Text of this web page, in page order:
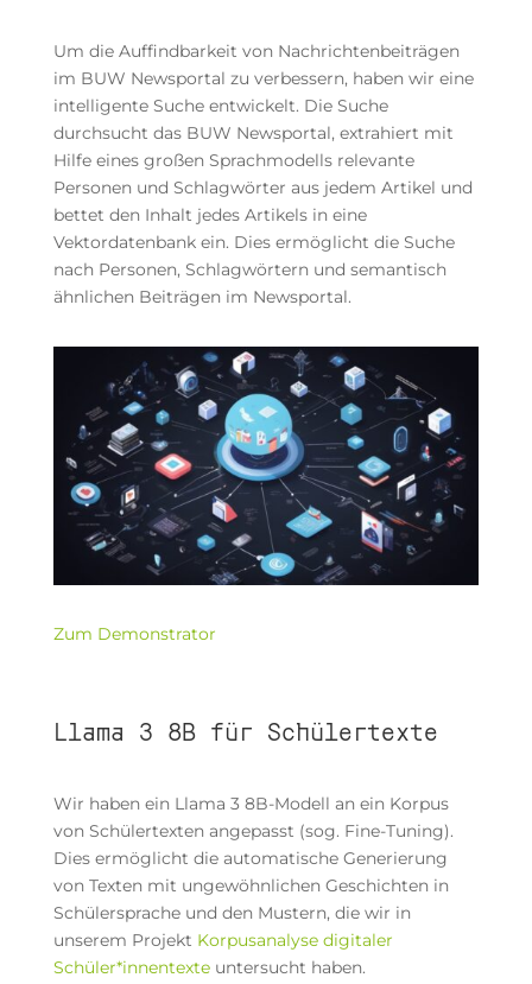
Um die Auffindbarkeit von Nachrichtenbeiträgen
im BUW Newsportal zu verbessern, haben wir eine
intelligente Suche entwickelt. Die Suche
durchsucht das BUW Newsportal, extrahiert mit
Hilfe eines großen Sprachmodells relevante
Personen und Schlagwörter aus jedem Artikel und
bettet den Inhalt jedes Artikels in eine
Vektordatenbank ein. Dies ermöglicht die Suche
nach Personen, Schlagwörtern und semantisch
ähnlichen Beiträgen im Newsportal.
Zum Demonstrator
Llama 3 8B für Schülertexte
Wir haben ein Llama 3 8B-Modell an ein Korpus
von Schülertexten angepasst (sog. Fine-Tuning).
Dies ermöglicht die automatische Generierung
von Texten mit ungewöhnlichen Geschichten in
Schülersprache und den Mustern, die wir in
unserem Projekt Korpusanalyse digitaler
Schüler*innentexteuntersucht haben.